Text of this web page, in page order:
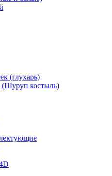
(глухарь)
костыль)